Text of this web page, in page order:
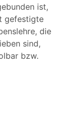
ist,
gefestigte
die
sind,
bzw.